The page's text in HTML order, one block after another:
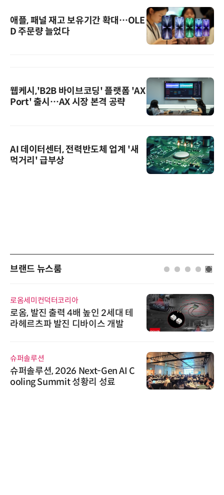
애플, 패널 재고 보유기간 확대…OLE
D 주문량 늘었다
웹케시,'B2B 바이브코딩' 플랫폼 'AX
Port' 출시…AX 시장 본격 공략
AI 데이터센터, 전력반도체 업계 '새
먹거리' 급부상
브랜드 뉴스룸
로옴세미컨덕터코리아
로옴, 발진 출력 4배 높인 2세대 테
라헤르츠파 발진 디바이스 개발
슈퍼솔루션
슈퍼솔루션, 2026 Next-Gen AI C
ooling Summit 성황리 성료